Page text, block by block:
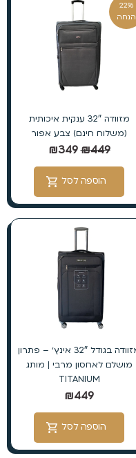
22%
הנחה
מזוודה 32″ ענקית איכותית
(משלוח חינם) צבע אפור
₪449
₪349
הוספה לסל
מזוודה בגודל 32″ אינץ׳ – פתרון
מושלם לאחסון מרבי | מותג
TITANIUM
₪449
הוספה לסל